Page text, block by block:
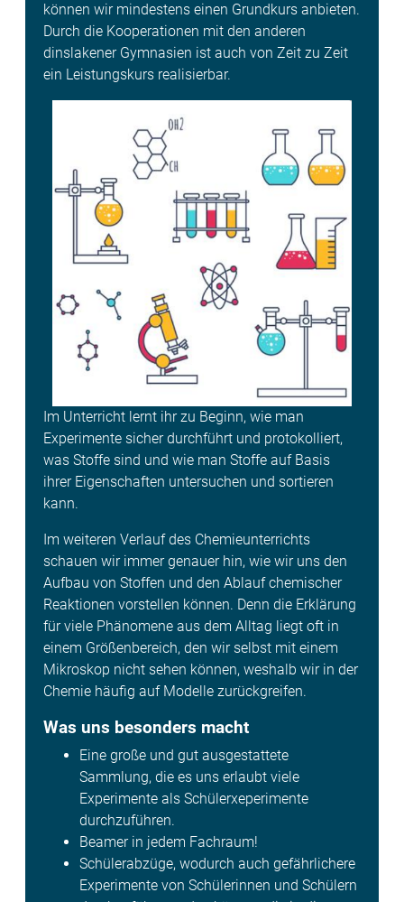
können wir mindestens einen Grundkurs anbieten.
Durch die Kooperationen mit den anderen
dinslakener Gymnasien ist auch von Zeit zu Zeit
ein Leistungskurs realisierbar.
Im Unterricht lernt ihr zu Beginn, wie man
Experimente sicher durchführt und protokolliert,
was Stoffe sind und wie man Stoffe auf Basis
ihrer Eigenschaften untersuchen und sortieren
kann.
Im weiteren Verlauf des Chemieunterrichts
schauen wir immer genauer hin, wie wir uns den
Aufbau von Stoffen und den Ablauf chemischer
Reaktionen vorstellen können. Denn die Erklärung
für viele Phänomene aus dem Alltag liegt oft in
einem Größenbereich, den wir selbst mit einem
Mikroskop nicht sehen können, weshalb wir in der
Chemie häufig auf Modelle zurückgreifen.
Was uns besonders macht
Eine große und gut ausgestattete
Sammlung, die es uns erlaubt viele
Experimente als Schülerxeperimente
durchzuführen.
Beamer in jedem Fachraum!
Schülerabzüge, wodurch auch gefährlichere
Experimente von Schülerinnen und Schülern